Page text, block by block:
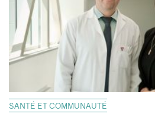
SANTÉ ET COMMUNAUTÉ